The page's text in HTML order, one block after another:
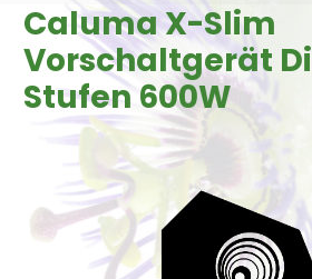
Caluma X-Slim
Vorschaltgerät
Stufen 600W